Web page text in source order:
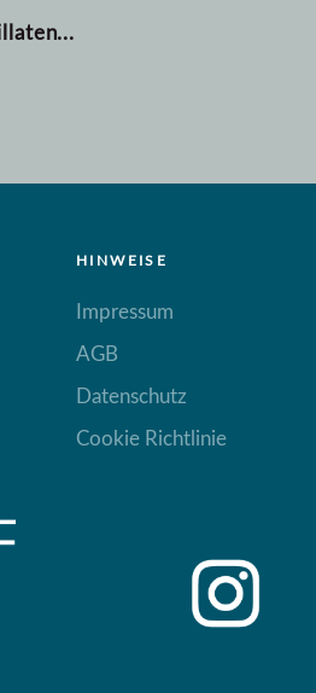
HINWEISE
Impressum
AGB
Datenschutz
Cookie Richtlinie